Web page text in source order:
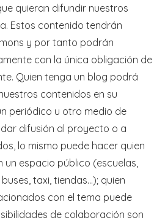
quieran difundir nuestros
Estos contenido tendrán
y por tanto podrán
con la única obligación de
Quien tenga un blog podrá
contenidos en su
periódico u otro medio de
difusión al proyecto o a
lo mismo puede hacer quien
espacio público (escuelas,
taxi, tiendas…); quien
con el tema puede
de colaboración son